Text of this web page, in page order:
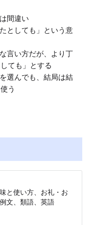
間違い
としても」という意
言い方だが、より丁
ても」とする
選んでも、結局は結
う
と使い方、お礼・お
文、類語、英語